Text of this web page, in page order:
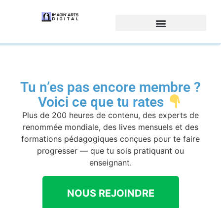
Tu n’es pas encore membre ?
Voici ce que tu rates
Plus de 200 heures de contenu, des experts de
renommée mondiale, des lives mensuels et des
formations pédagogiques conçues pour te faire
progresser — que tu sois pratiquant ou
enseignant.
NOUS REJOINDRE